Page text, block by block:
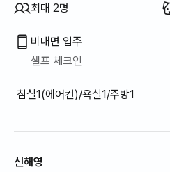
최대 2명
비대면 입주
셀프 체크인
침실1(에어컨)/욕실1/주방1
신해영